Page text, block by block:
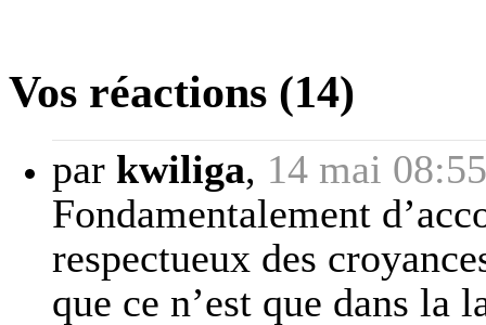
Vos réactions (14)
par kwiliga, 14 mai 08:55
Fondamentalement
respectueux des
que ce n’est que dans la